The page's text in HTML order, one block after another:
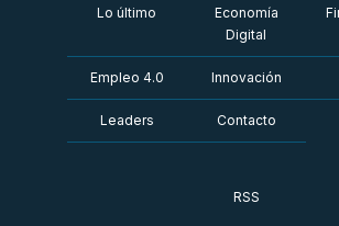
Lo último
Economía
Digital
Empleo 4.0 Innovación
Leaders Contacto
RSS